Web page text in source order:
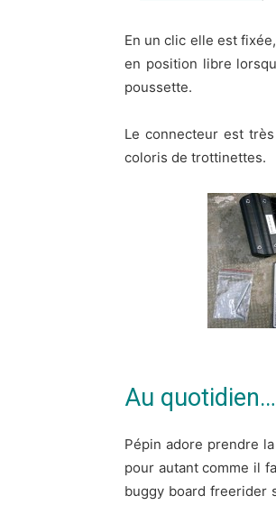
En un clic elle est
en position libre
poussette.
Le connecteur est
coloris de trottinettes.
Au quotidien…
Pépin adore prendre
pour autant comme il
buggy board freerider